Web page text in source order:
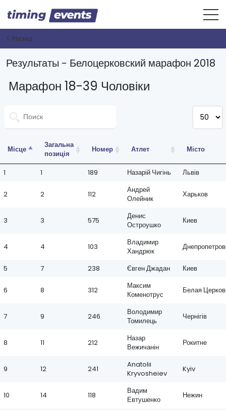
< Назад
Результаты - Белоцерковский марафон 2018
Марафон 18-39 Чоловіки
Місце
Загальна
позиція
Номер Атлет Місто
1 1 189 Назарій Чигінь Львів
2 2 112
Андрей
Олейник
Харьков
3 3 575
Денис
Остроушко
Киев
4 4 103
Владимир
Хандрюк
5 7 238 Євген Джадан Киев
6 8 312
Максим
Коменотрус
Белая
7 9 246
Володимир
Томилець
Чернігів
8 11 212
Назар
Вежичанін
Рокитне
9 12 241
Anatolii
Kryvosheiev
Kyiv
10 14 118
Вадим
Евтушенко
Нежин